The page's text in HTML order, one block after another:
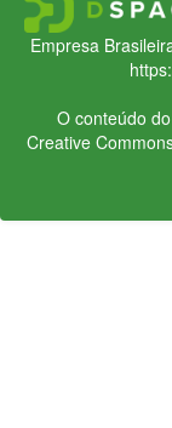
Empresa
O conteúdo
Creative